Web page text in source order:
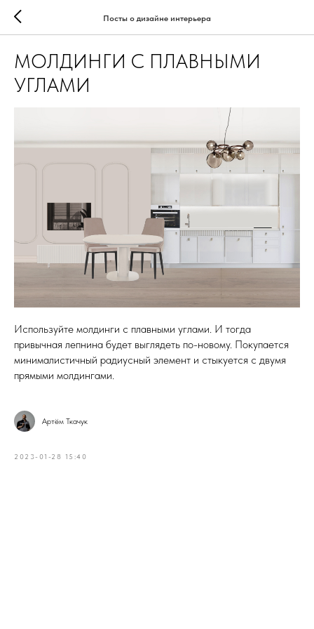
Посты о дизайне интерьера
МОЛДИНГИ С ПЛАВНЫМИ
УГЛАМИ
Используйте молдинги с плавными углами. И тогда
привычная лепнина будет выглядеть по-новому. Покупается
минималистичный радиусный элемент и стыкуется с двумя
прямыми молдингами.
Артём Ткачук
2023-01-28 15:40